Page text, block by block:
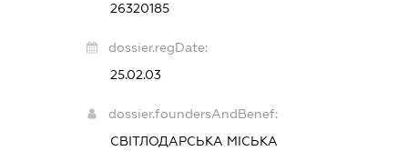
26320185
dossier.regDate:
25.02.03
dossier.foundersAndBenef:
СВІТЛОДАРСЬКА МІСЬКА